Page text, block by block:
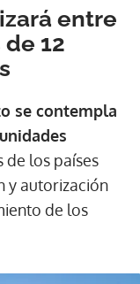
entre
12
se contempla
de los países
y autorización
de los